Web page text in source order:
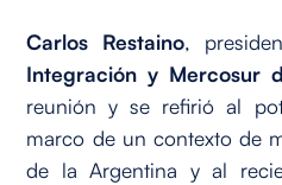
Carlos Restaino,
Integración y Mercosur
reunión y se refirió al
marco de un contexto de
de la Argentina y al